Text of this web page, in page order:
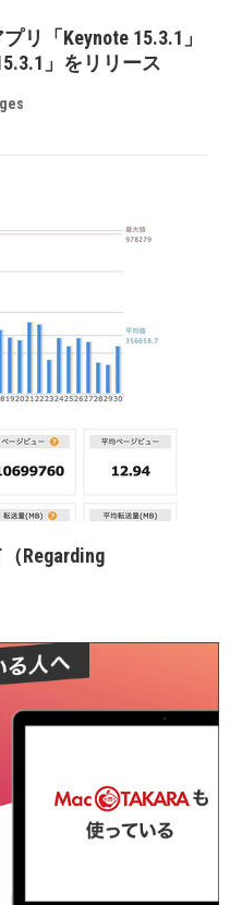
リ「Keynote 15.3.1」
」をリリース
Regarding